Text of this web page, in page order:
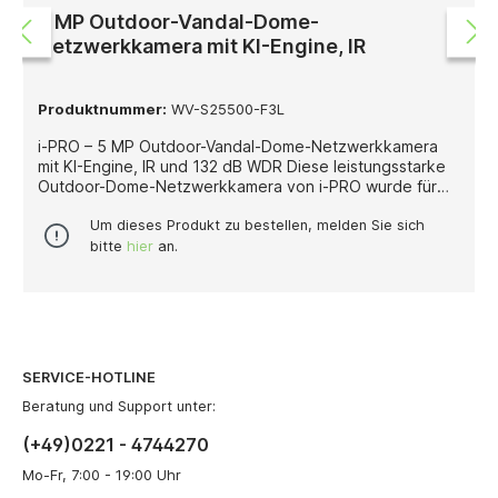
5 MP Outdoor-Vandal-Dome-
Netzwerkkamera mit KI-Engine, IR
Produktnummer: WV-S25500-F3L
i-PRO – 5 MP Outdoor-Vandal-Dome-Netzwerkkamera
mit KI-Engine, IR und 132 dB WDR Diese leistungsstarke
Outdoor-Dome-Netzwerkkamera von i-PRO wurde für
entwickelt, bei denen eine hohe Bildauflösung, robuste
Bauweise und integrierte KI-Funktionen entscheidend
flächige Überwachung von Eingängen, Fassaden,
Zufahrten oder Außenbereichen, in denen eine breite
Überwachung bei Nacht sorgt die integrierte
Infrarotbeleuchtung mit einer Reichweite von bis zu 35
Metern. In Kombination mit True Day/Night liefert die
Um dieses Produkt zu bestellen, melden Sie sich
bitte hier an.
SERVICE-HOTLINE
Beratung und Support unter:
(+49)0221 - 4744270
Mo-Fr, 7:00 - 19:00 Uhr